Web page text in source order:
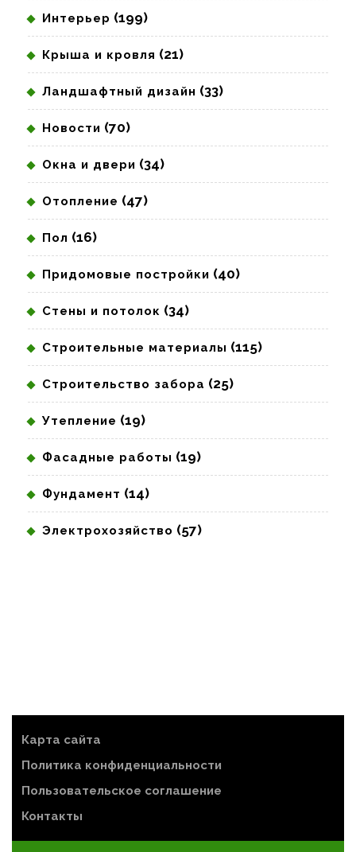
Интерьер (199)
Крыша и кровля (21)
Ландшафтный дизайн (33)
Новости (70)
Окна и двери (34)
Отопление (47)
Пол (16)
Придомовые постройки (40)
Стены и потолок (34)
Строительные материалы (115)
Строительство забора (25)
Утепление (19)
Фасадные работы (19)
Фундамент (14)
Электрохозяйство (57)
Карта сайта
Политика конфиденциальности
Пользовательское соглашение
Контакты